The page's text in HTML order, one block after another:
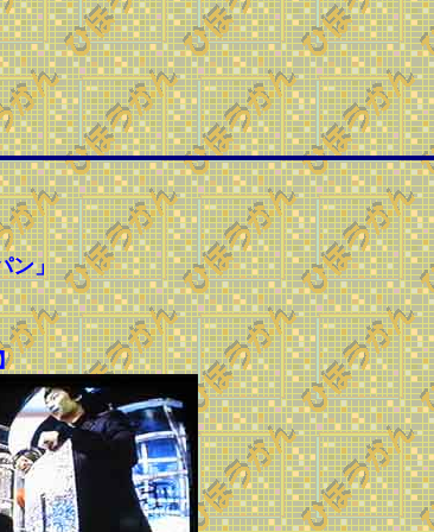
ン」